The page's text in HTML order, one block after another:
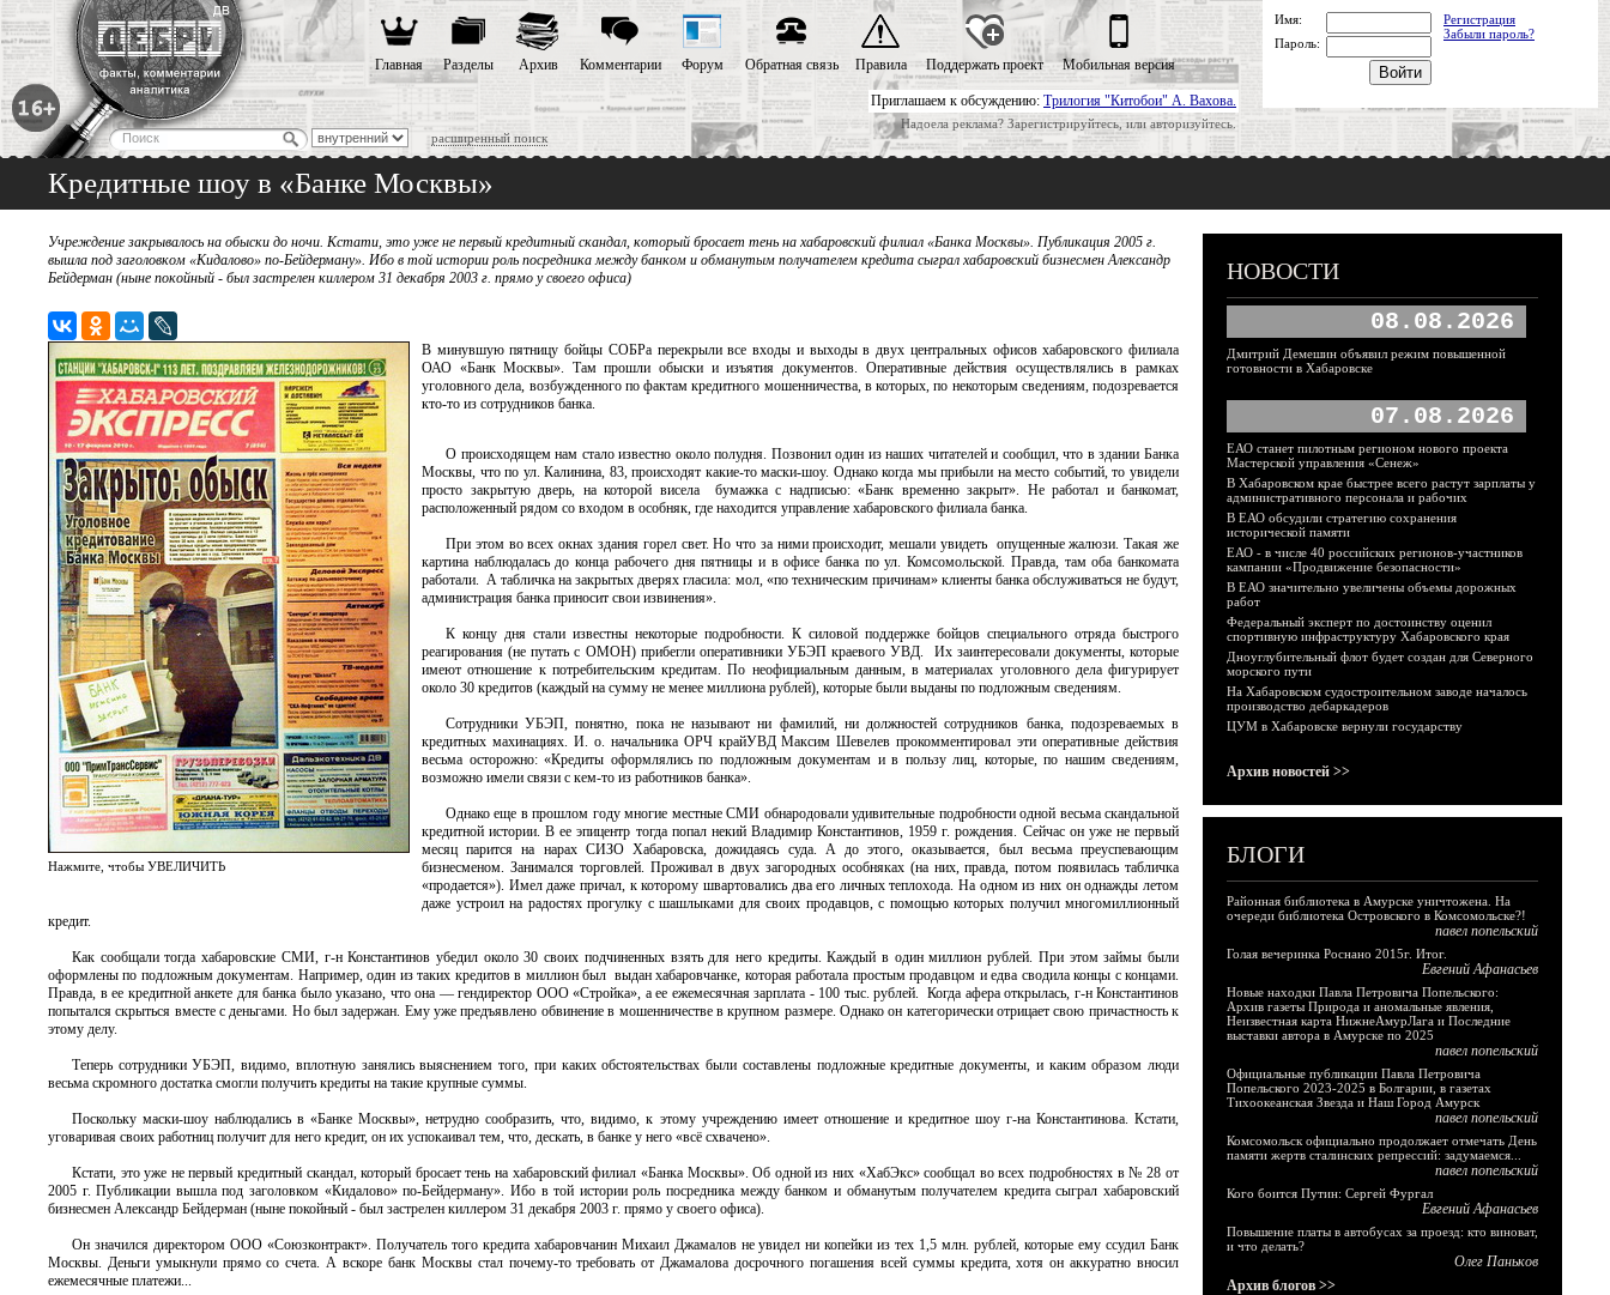
Приглашаем к обсуждению: Трилогия "Китобои" А. Вахова.
Надоела реклама? Зарегистрируйтесь, или авторизуйтесь.
расширенный поиск
Главная Разделы Архив Комментарии Форум Обратная связь Правила Поддержать проект Мобильная версия
Имя:
Регистрация
Забыли пароль?
Пароль:
Кредитные шоу в «Банке Москвы»
Учреждение закрывалось на обыски до ночи. Кстати, это уже не первый кредитный скандал, который бросает тень на хабаровский филиал «Банка Москвы». Публикация 2005 г.
вышла под заголовком «Кидалово» по-Бейдерману». Ибо в той истории роль посредника между банком и обманутым получателем кредита сыграл хабаровский бизнесмен Александр
Бейдерман (ныне покойный - был застрелен киллером 31 декабря 2003 г. прямо у своего офиса)
Нажмите, чтобы УВЕЛИЧИТЬ
В минувшую пятницу бойцы СОБРа перекрыли все входы и выходы в двух центральных офисов хабаровского филиала
ОАО «Банк Москвы». Там прошли обыски и изъятия документов. Оперативные действия осуществлялись в рамках
уголовного дела, возбужденного по фактам кредитного мошенничества, в которых, по некоторым сведениям, подозревается
кто-то из сотрудников банка.
О происходящем нам стало известно около полудня. Позвонил один из наших читателей и сообщил, что в здании Банка
Москвы, что по ул. Калинина, 83, происходят какие-то маски-шоу. Однако когда мы прибыли на место событий, то увидели
просто закрытую дверь, на которой висела бумажка с надписью: «Банк временно закрыт». Не работал и банкомат,
расположенный рядом со входом в особняк, где находится управление хабаровского филиала банка.
При этом во всех окнах здания горел свет. Но что за ними происходит, мешали увидеть опущенные жалюзи. Такая же
картина наблюдалась до конца рабочего дня пятницы и в офисе банка по ул. Комсомольской. Правда, там оба банкомата
работали. А табличка на закрытых дверях гласила: мол, «по техническим причинам» клиенты банка обслуживаться не будут,
администрация банка приносит свои извинения».
К концу дня стали известны некоторые подробности. К силовой поддержке бойцов специального отряда быстрого
реагирования (не путать с ОМОН) прибегли оперативники УБЭП краевого УВД. Их заинтересовали документы, которые
имеют отношение к потребительским кредитам. По неофициальным данным, в материалах уголовного дела фигурирует
около 30 кредитов (каждый на сумму не менее миллиона рублей), которые были выданы по подложным сведениям.
Сотрудники УБЭП, понятно, пока не называют ни фамилий, ни должностей сотрудников банка, подозреваемых в
кредитных махинациях. И. о. начальника ОРЧ крайУВД Максим Шевелев прокомментировал эти оперативные действия
весьма осторожно: «Кредиты оформлялись по подложным документам и в пользу лиц, которые, по нашим сведениям,
возможно имели связи с кем-то из работников банка».
Однако еще в прошлом году многие местные СМИ обнародовали удивительные подробности одной весьма скандальной
кредитной истории. В ее эпицентр тогда попал некий Владимир Константинов, 1959 г. рождения. Сейчас он уже не первый
месяц парится на нарах СИЗО Хабаровска, дожидаясь суда. А до этого, оказывается, был весьма преуспевающим
бизнесменом. Занимался торговлей. Проживал в двух загородных особняках (на них, правда, потом появилась табличка
«продается»). Имел даже причал, к которому швартовались два его личных теплохода. На одном из них он однажды летом
даже устроил на радостях прогулку с шашлыками для своих продавцов, с помощью которых получил многомиллионный
кредит.
Как сообщали тогда хабаровские СМИ, г-н Константинов убедил около 30 своих подчиненных взять для него кредиты. Каждый в один миллион рублей. При этом займы были
оформлены по подложным документам. Например, один из таких кредитов в миллион был выдан хабаровчанке, которая работала простым продавцом и едва сводила концы с концами.
Правда, в ее кредитной анкете для банка было указано, что она — гендиректор ООО «Стройка», а ее ежемесячная зарплата - 100 тыс. рублей. Когда афера открылась, г-н Константинов
попытался скрыться вместе с деньгами. Но был задержан. Ему уже предъявлено обвинение в мошенничестве в крупном размере. Однако он категорически отрицает свою причастность к
этому делу.
Теперь сотрудники УБЭП, видимо, вплотную занялись выяснением того, при каких обстоятельствах были составлены подложные кредитные документы, и каким образом люди
весьма скромного достатка смогли получить кредиты на такие крупные суммы.
Поскольку маски-шоу наблюдались в «Банке Москвы», нетрудно сообразить, что, видимо, к этому учреждению имеет отношение и кредитное шоу г-на Константинова. Кстати,
уговаривая своих работниц получит для него кредит, он их успокаивал тем, что, дескать, в банке у него «всё схвачено».
Кстати, это уже не первый кредитный скандал, который бросает тень на хабаровский филиал «Банка Москвы». Об одной из них «ХабЭкс» сообщал во всех подробностях в № 28 от
2005 г. Публикации вышла под заголовком «Кидалово» по-Бейдерману». Ибо в той истории роль посредника между банком и обманутым получателем кредита сыграл хабаровский
бизнесмен Александр Бейдерман (ныне покойный - был застрелен киллером 31 декабря 2003 г. прямо у своего офиса).
Он значился директором ООО «Союзконтракт». Получатель того кредита хабаровчанин Михаил Джамалов не увидел ни копейки из тех 1,5 млн. рублей, которые ему ссудил Банк
Москвы. Деньги умыкнули прямо со счета. А вскоре банк Москвы стал почему-то требовать от Джамалова досрочного погашения всей суммы кредита, хотя он аккуратно вносил
ежемесячные платежи...
НОВОСТИ
08.08.2026
Дмитрий Демешин объявил режим повышенной
готовности в Хабаровске
07.08.2026
ЕАО станет пилотным регионом нового проекта
Мастерской управления «Сенеж»
В Хабаровском крае быстрее всего растут зарплаты у
административного персонала и рабочих
В ЕАО обсудили стратегию сохранения
исторической памяти
ЕАО - в числе 40 российских регионов-участников
кампании «Продвижение безопасности»
В ЕАО значительно увеличены объемы дорожных
работ
Федеральный эксперт по достоинству оценил
спортивную инфраструктуру Хабаровского края
Дноуглубительный флот будет создан для Северного
морского пути
На Хабаровском судостроительном заводе началось
производство дебаркадеров
ЦУМ в Хабаровске вернули государству
Архив новостей >>
БЛОГИ
Районная библиотека в Амурске уничтожена. На
очереди библиотека Островского в Комсомольске?!
павел попельский
Голая вечеринка Роснано 2015г. Итог.
Евгений Афанасьев
Новые находки Павла Петровича Попельского:
Архив газеты Природа и аномальные явления,
Неизвестная карта НижнеАмурЛага и Последние
выставки автора в Амурске по 2025
павел попельский
Официальные публикации Павла Петровича
Попельского 2023-2025 в Болгарии, в газетах
Тихоокеанская Звезда и Наш Город Амурск
павел попельский
Комсомольск официально продолжает отмечать День
памяти жертв сталинских репрессий: задумаемся...
павел попельский
Кого боится Путин: Сергей Фургал
Евгений Афанасьев
Повышение платы в автобусах за проезд: кто виноват,
и что делать?
Олег Паньков
Архив блогов >>